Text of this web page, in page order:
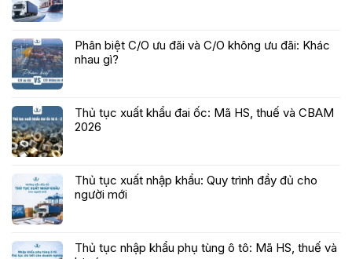
Phân biệt C/O ưu đãi và C/O không ưu đãi: Khác
nhau gì?
Thủ tục xuất khẩu đai ốc: Mã HS, thuế và CBAM
2026
Thủ tục xuất nhập khẩu: Quy trình đầy đủ cho
người mới
Thủ tục nhập khẩu phụ tùng ô tô: Mã HS, thuế và